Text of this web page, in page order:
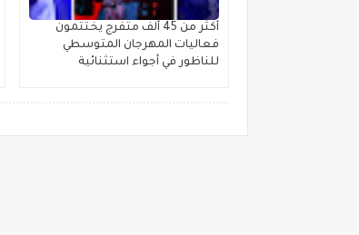
أكثر من 45 ألف متفرج يختتمون
فعاليات المهرجان المتوسطي
للناظور في أجواء استثنائية